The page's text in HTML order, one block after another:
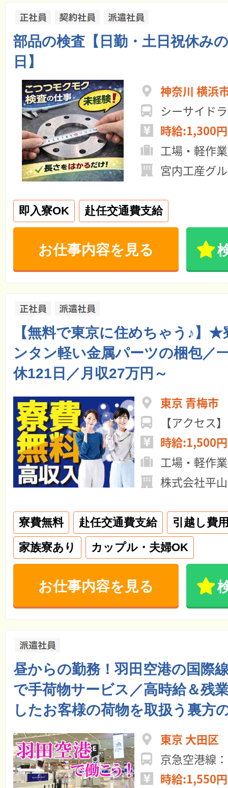
部品の検査【日勤・土日祝休み
日】
神奈川 横浜
シーサイド
時給:1,300
工場・軽作
宮内工産グ
即入寮OK 赴任交通費支給
お仕事内容を見る
【無料で東京に住めちゃう♪】
ンタン軽い金属パーツの梱包／
休121日／月収27万円～
東京 青梅市
【アクセス
時給:1,500
工場・軽作業
株式会社平
寮費無料 赴任交通費支給
引越し費
家族寮あり
カップル・夫婦OK
お仕事内容を見る
昼からの勤務！羽田空港の国際
で手荷物サービス／高時給＆残
したお客様の荷物を取扱う裏方
東京 大田区
京急空港線
時給:1,550